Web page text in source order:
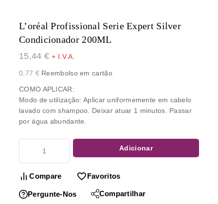
L’oréal Profissional Serie Expert Silver
Condicionador 200ML
15,44 € + I.V.A.
0,77 €Reembolso em cartão
COMO APLICAR:
Modo de utilização: Aplicar uniformemente em cabelo
lavado com shampoo. Deixar atuar 1 minutos. Passar
por água abundante.
Adicionar
Compare Favoritos
Pergunte-Nos Compartilhar